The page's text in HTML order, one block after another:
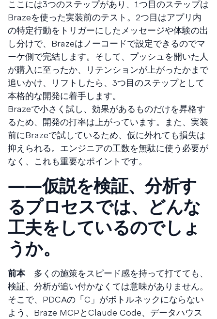
ここには3つのステップがあり、1つ目のステップは
Brazeを使った実装前のテスト。2つ目はアプリ内
の特定行動をトリガーにしたメッセージや体験の出
し分けで、Brazeはノーコードで設定できるのでマ
ーケ側で完結します。そして、プッシュを開いた人
が購入に至ったか、リテンションが上がったかまで
追いかけ、リフトしたら、3つ目のステップとして
本格的な開発に着手します。
Brazeで小さく試し、効果があるものだけを昇格す
るため、開発の打率は上がっています。また、実装
前にBrazeで試しているため、仮に外れても損失は
抑えられる。エンジニアの工数を無駄に使う必要が
なく、これも重要なポイントです。
――仮説を検証、分析す
るプロセスでは、どんな
工夫をしているのでしょ
うか。
前本多くの施策をスピード感を持って打てても、
検証、分析が追い付かなくては意味がありません。
そこで、PDCAの「C」がボトルネックにならない
よう、Braze MCPとClaude Code、データハウス